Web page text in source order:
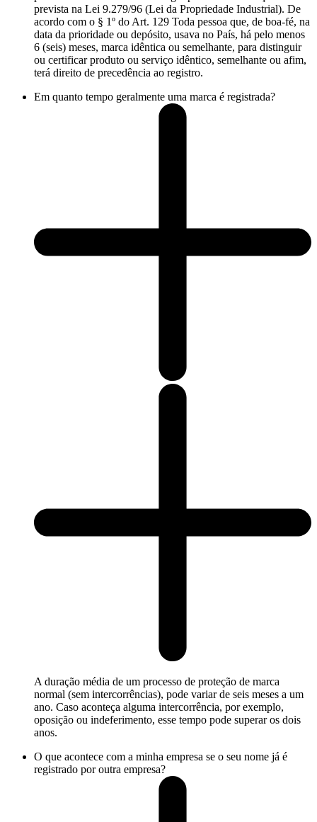
prevista na Lei 9.279/96 (Lei da Propriedade Industrial). De
acordo com o § 1º do Art. 129 Toda pessoa que, de boa-fé, na
data da prioridade ou depósito, usava no País, há pelo menos
6 (seis) meses, marca idêntica ou semelhante, para distinguir
ou certificar produto ou serviço idêntico, semelhante ou afim,
terá direito de precedência ao registro.
Em quanto tempo geralmente uma marca é registrada?
A duração média de um processo de proteção de marca
normal (sem intercorrências), pode variar de seis meses a um
ano. Caso aconteça alguma intercorrência, por exemplo,
oposição ou indeferimento, esse tempo pode superar os dois
anos.
O que acontece com a minha empresa se o seu nome já é
registrado por outra empresa?